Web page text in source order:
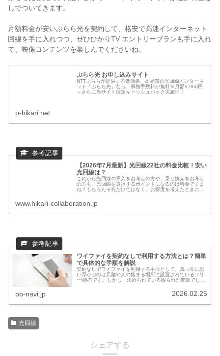
しでついてきます。
月額料金が安いぷらら光を契約して、格安で高速インターネット
回線を手に入れつつ、ぜひひかりTV エントリープランも手に入れ
て、映像コンテンツを楽しんでくださいね。
ぷらら光 お申し込みサイト
NTTぷららが提供する低価格、高品質の光回線インターネ
ット「ぷらら光」なら、事務手数料が無料＆月額3,960円
～さらに当サイト限定キャッシュバック実施中！
p-hikari.net
【2026年7月最新】光回線22社の料金比較！安い
光回線は？
これから光回線の導入をお考えの方や、乗り換えをお考え
の方も、光回線を選択するポイントになるのは料金ですよ
ね？もちろんそれだけではなく、お得度を考えたときに
ータルの費用を考えれば、光回線と特...
www.hikari-collaboration.jp
ワイファイを契約なしで利用する方法とは？簡単
で具体的な手順を解説
契約なしでワイファイを利用する手段として、真っ先に思
い浮かぶのは店舗や人の集まる場所に設置されているフリ
利用はできず、利用できる時間も限定されている事が多
bb-navi.jp
光回線
シェアする